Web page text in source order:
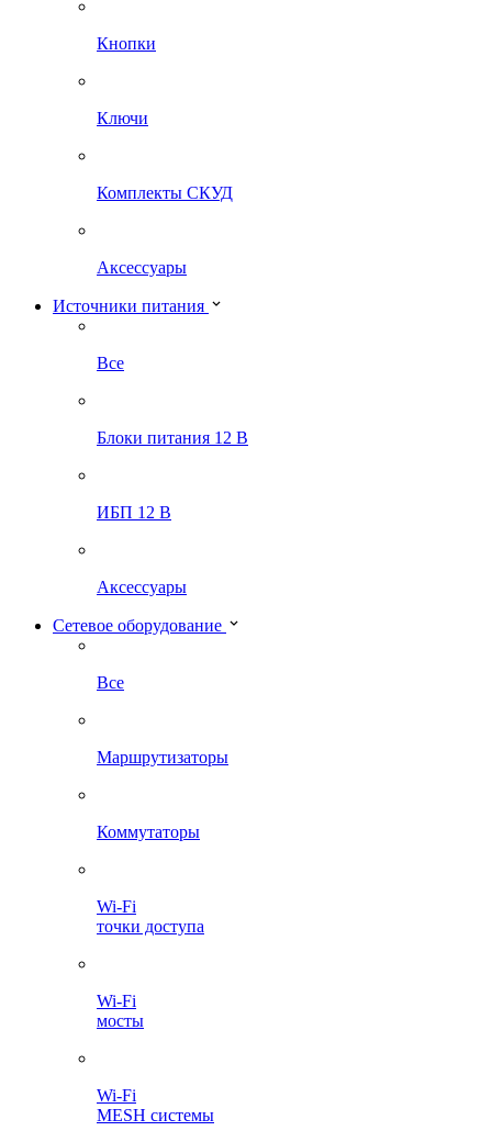
Кнопки
Ключи
Комплекты СКУД
Аксессуары
Источники питания
Все
Блоки питания 12 В
ИБП 12 В
Аксессуары
Сетевое оборудование
Все
Маршрутизаторы
Коммутаторы
Wi-Fi
точки доступа
Wi-Fi
мосты
Wi-Fi
MESH системы